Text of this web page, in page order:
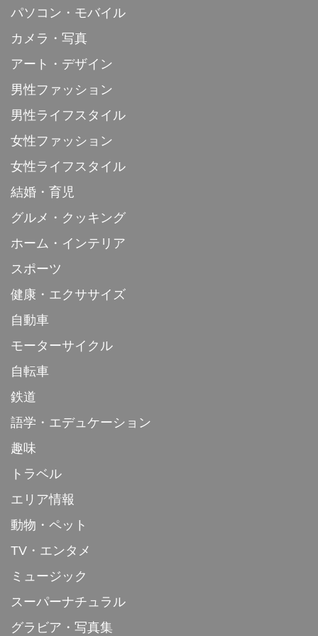
パソコン・モバイル
カメラ・写真
アート・デザイン
男性ファッション
男性ライフスタイル
女性ファッション
女性ライフスタイル
結婚・育児
グルメ・クッキング
ホーム・インテリア
スポーツ
健康・エクササイズ
自動車
モーターサイクル
自転車
鉄道
語学・エデュケーション
趣味
トラベル
エリア情報
動物・ペット
TV・エンタメ
ミュージック
スーパーナチュラル
グラビア・写真集